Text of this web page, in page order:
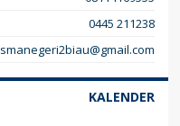
0445 211238
smanegeri2biau@gmail.com
KALENDER